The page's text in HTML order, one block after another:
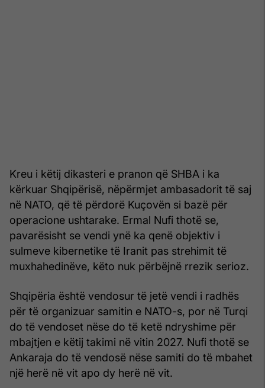
Kreu i këtij dikasteri e pranon që SHBA i ka
kërkuar Shqipërisë, nëpërmjet ambasadorit të saj
në NATO, që të përdorë Kuçovën si bazë për
operacione ushtarake. Ermal Nufi thotë se,
pavarësisht se vendi ynë ka qenë objektiv i
sulmeve kibernetike të Iranit pas strehimit të
muxhahedinëve, këto nuk përbëjnë rrezik serioz.
Shqipëria është vendosur të jetë vendi i radhës
për të organizuar samitin e NATO-s, por në Turqi
do të vendoset nëse do të ketë ndryshime për
mbajtjen e këtij takimi në vitin 2027. Nufi thotë se
Ankaraja do të vendosë nëse samiti do të mbahet
një herë në vit apo dy herë në vit.